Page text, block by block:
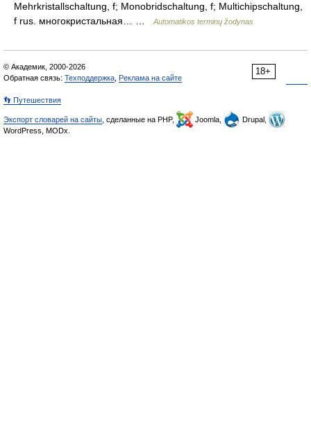
Mehrkristallschaltung, f; Monobridschaltung, f; Multichipschaltung,
f rus. многокристальная… …
Automatikos terminų žodynas
18+
© Академик, 2000-2026
Обратная связь: Техподдержка Реклама на сайте
👣 Путешествия
Экспорт словарей на сайты , сделанные на PHP, Joomla,
Drupal,
WordPress, MODx.